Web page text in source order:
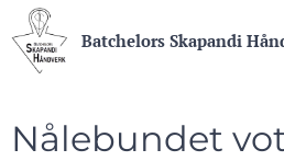
Batchelors Skapandi
Nålebundet